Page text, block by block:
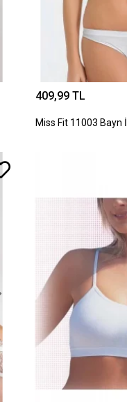
409,99 TL
Miss Fit 11003 Bayn